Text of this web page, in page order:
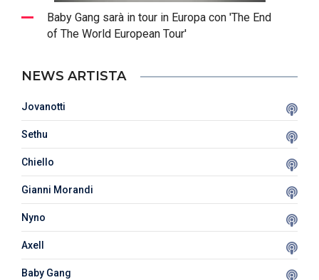
Baby Gang sarà in tour in Europa con 'The End
of The World European Tour'
NEWS ARTISTA
Jovanotti
Sethu
Chiello
Gianni Morandi
Nyno
Axell
Baby Gang